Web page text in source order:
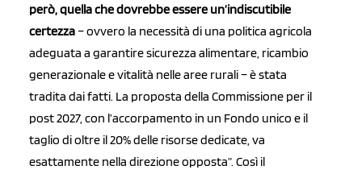
però, quella che dovrebbe essere un’indiscutibile
certezza– ovvero la necessità di una politica agricola
adeguata a garantire sicurezza alimentare, ricambio
generazionale e vitalità nelle aree rurali – è stata
tradita dai fatti. La proposta della Commissione per il
post 2027, con l’accorpamento in un Fondo unico e il
taglio di oltre il 20% delle risorse dedicate, va
esattamente nella direzione opposta”. Così il